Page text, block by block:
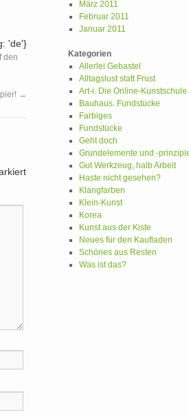
'de'}
den
→
März 2011
Februar 2011
Januar 2011
Kategorien
Allerlei Gebastel
Alltagslust statt Frust
Art-i. Die Online-Kunstschule
Bauhaus. Fundstücke
Farbiges
Fundstücke
Geht doch
Grundelemente und -
Gut Werkzeug, halb Arbeit
Haste nicht gesehen?
Klangfarben
Klein-Kunst
Korea
Kunst aus der Kiste
Neues für den Kaufladen
Schönes aus Resten
Was ist das?